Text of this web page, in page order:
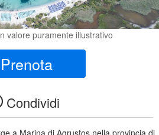
valore puramente illustrativo
Prenota
Condividi
a Marina di Agrustos nella provincia di